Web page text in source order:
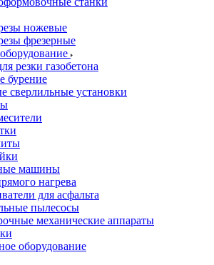
ножевые
фрезерные
резки газобетона
бурение
сверлильные установки
машины
нагрева
для асфальта
пылесосы
механические аппараты
оборудование